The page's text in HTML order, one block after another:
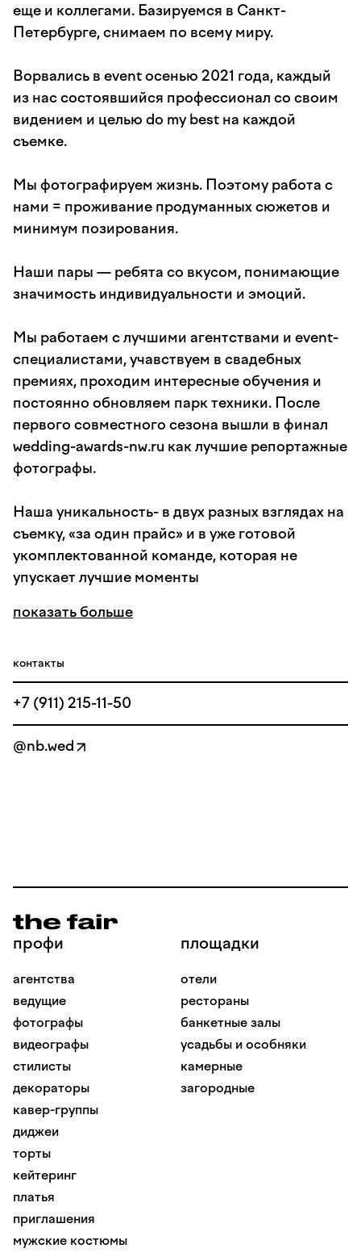
еще и коллегами. Базируемся в Санкт-
Петербурге, снимаем по всему миру.
Ворвались в event осенью 2021 года, каждый
из нас состоявшийся профессионал со своим
видением и целью do my best на каждой
съемке.
Мы фотографируем жизнь. Поэтому работа с
нами = проживание продуманных сюжетов и
минимум позирования.
Наши пары — ребята со вкусом, понимающие
значимость индивидуальности и эмоций.
Мы работаем с лучшими агентствами и event-
специалистами, учавствуем в свадебных
премиях, проходим интересные обучения и
постоянно обновляем парк техники. После
первого совместного сезона вышли в финал
wedding-awards-nw.ru как лучшие репортажные
фотографы.
Наша уникальность- в двух разных взглядах на
съемку, «за один прайс» и в уже готовой
укомплектованной команде, которая не
упускает лучшие моменты
показать больше
контакты
+7 (911) 215-11-50
@nb.wed
профи
агентства
ведущие
фотографы
видеографы
стилисты
декораторы
кавер-группы
диджеи
торты
кейтеринг
платья
приглашения
мужские костюмы
площадки
отели
рестораны
банкетные залы
усадьбы и особняки
камерные
загородные